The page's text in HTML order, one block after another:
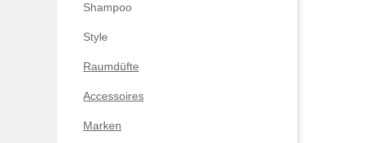
Shampoo
Style
Raumdüfte
Accessoires
Marken